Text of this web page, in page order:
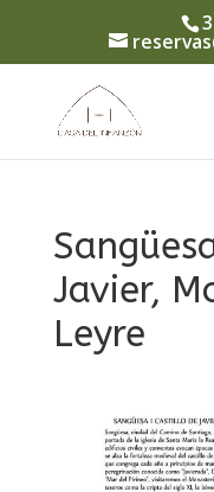
Javier,
Leyre